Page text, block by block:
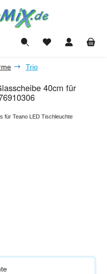
Du hast 0 Produkte
Trio
40cm für